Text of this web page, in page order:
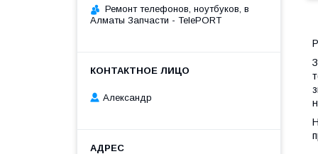
Ремонт телефонов, ноутбуков, в
Алматы Запчасти - TelePORT
Александр